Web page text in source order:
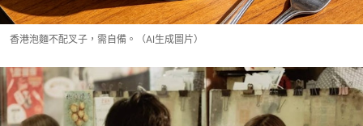
香港泡麵不配叉子，需自備。（AI生成圖片）